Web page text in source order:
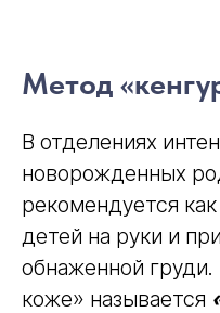
Метод
В отделениях
новорожденных
рекомендуется
детей на руки и
обнаженной груди.
коже» называется